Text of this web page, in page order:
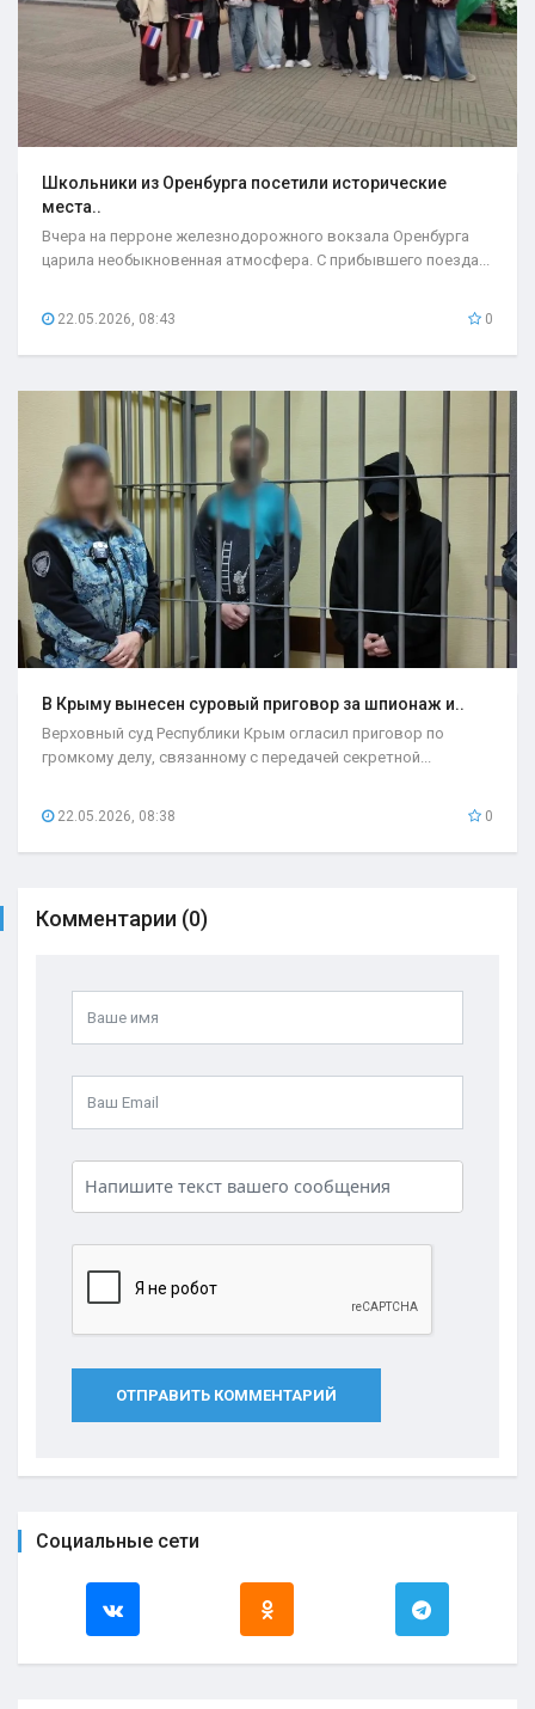
Школьники из Оренбурга посетили исторические
места..
Вчера на перроне железнодорожного вокзала Оренбурга
царила необыкновенная атмосфера. С прибывшего поезда...
22.05.2026, 08:43 0
В Крыму вынесен суровый приговор за шпионаж и..
Верховный суд Республики Крым огласил приговор по
громкому делу, связанному с передачей секретной...
22.05.2026, 08:38 0
Комментарии (0)
ОТПРАВИТЬ КОММЕНТАРИЙ
Социальные сети